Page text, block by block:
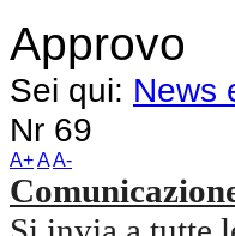
Approvo
Sei qui: News
Nr 69
A+AA-